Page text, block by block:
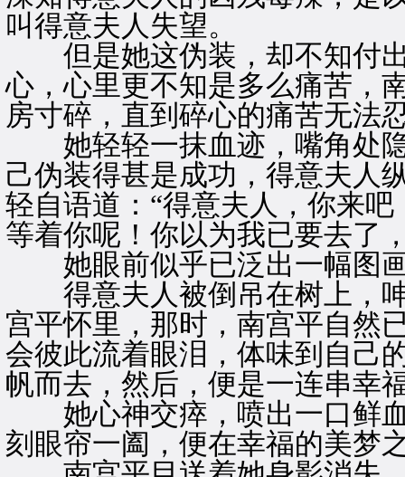
叫得意夫人失望。
但是她这伪装，却不知付出
心，心里更不知是多么痛苦，
房寸碎，直到碎心的痛苦无法
她轻轻一抹血迹，嘴角处隐
己伪装得甚是成功，得意夫人
轻自语道：“得意夫人，你来
等着你呢！你以为我已要去了
她眼前似乎已泛出一幅图
得意夫人被倒吊在树上，呻
宫平怀里，那时，南宫平自然
会彼此流着眼泪，体味到自己
帆而去，然后，便是一连串
她心神交瘁，喷出一口鲜血
刻眼帘一阖，便在幸福的美